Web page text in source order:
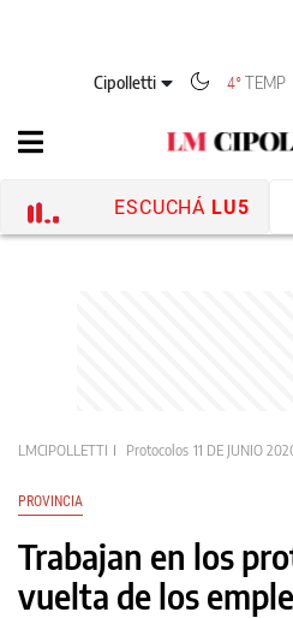
Cipolletti 4°TEMP
ESCUCHÁ LU5
LMCIPOLLETTI Protocolos 11 DE JUNIO
PROVINCIA
Trabajan en los
vuelta de los